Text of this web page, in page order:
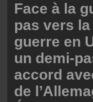
Face à la
pas vers
guerre en
un demi-
accord
de